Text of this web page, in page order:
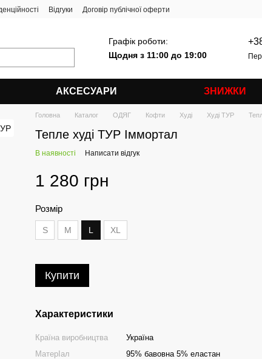
Відгуки Договір публічної оферти
Графік роботи:
Щодня з 11:00 до 19:00
АКСЕСУАРИ ЗНИЖКИ
Головна Каталог ОДЯГ Кофти Худі Худі ТУР
Тепле худі ТУР Іммортал
В наявності Написати відгук
1 280 грн
Розмір
S M L XL
Купити
Характеристики
Країна виробництва
Україна
МатерІал
95% бавовна 5% еластан